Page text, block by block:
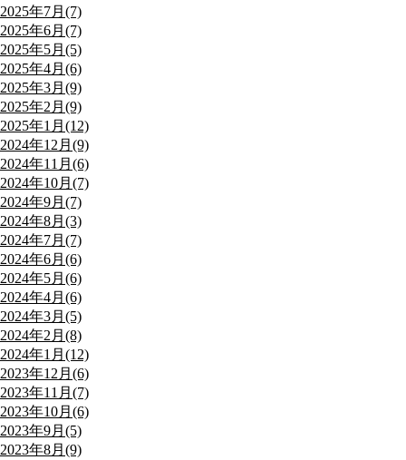
2025年7月(7)
2025年6月(7)
2025年5月(5)
2025年4月(6)
2025年3月(9)
2025年2月(9)
2025年1月(12)
2024年12月(9)
2024年11月(6)
2024年10月(7)
2024年9月(7)
2024年8月(3)
2024年7月(7)
2024年6月(6)
2024年5月(6)
2024年4月(6)
2024年3月(5)
2024年2月(8)
2024年1月(12)
2023年12月(6)
2023年11月(7)
2023年10月(6)
2023年9月(5)
2023年8月(9)